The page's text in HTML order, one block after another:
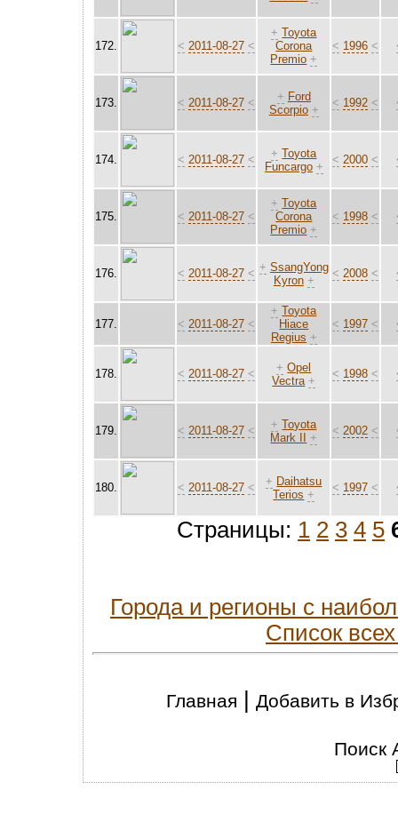
172. < 2011-08-27 <
+ Toyota
Corona
Premio +
< 1996 <
173. < 2011-08-27 < + Ford
Scorpio +
< 1992 <
174. < 2011-08-27 < + Toyota
Funcargo +
< 2000 <
175. < 2011-08-27 <
+ Toyota
Corona
Premio +
< 1998 <
176. < 2011-08-27 < + SsangYong
Kyron +
< 2008 <
177. < 2011-08-27 <
+ Toyota
Hiace
Regius +
< 1997 <
178. < 2011-08-27 < + Opel
Vectra +
< 1998 <
179. < 2011-08-27 < + Toyota
Mark II
+
< 2002 <
180. < 2011-08-27 < + Daihatsu
Terios +
< 1997 <
Страницы: 1 2 3 4 5
Города и регионы с
Список
Главная | Добавить в
Поиск